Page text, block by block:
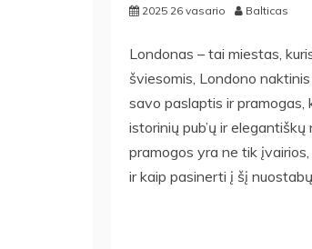
2025 26 vasario Balticas
Londonas – tai miestas,
šviesomis, Londono
savo paslaptis ir pramogas,
istorinių pub’ų ir
pramogos yra ne tik
ir kaip pasinerti į šį